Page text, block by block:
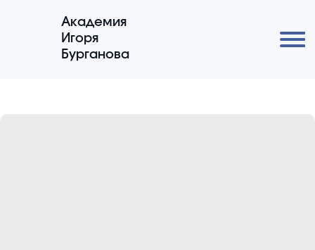
Академия
Игоря
Бурганова